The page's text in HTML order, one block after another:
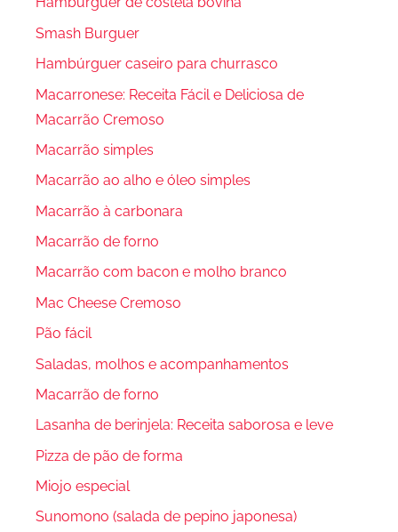
Smash Burguer
Hambúrguer caseiro para churrasco
Macarronese: Receita Fácil e Deliciosa de
Macarrão Cremoso
Macarrão simples
Macarrão ao alho e óleo simples
Macarrão à carbonara
Macarrão de forno
Macarrão com bacon e molho branco
Mac Cheese Cremoso
Pão fácil
Saladas, molhos e acompanhamentos
Macarrão de forno
Lasanha de berinjela: Receita saborosa e leve
Pizza de pão de forma
Miojo especial
Sunomono (salada de pepino japonesa)